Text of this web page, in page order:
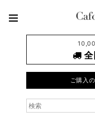
全
ご購入